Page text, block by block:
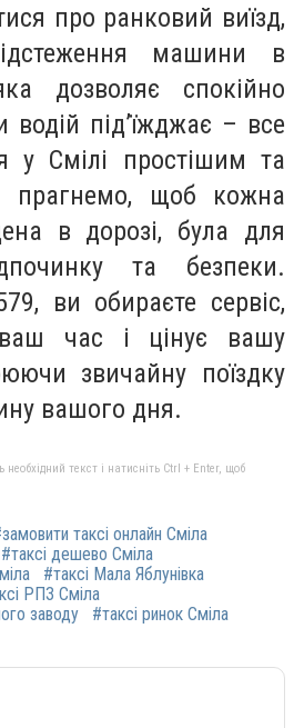
про ранковий виїзд,
машини в
дозволяє спокійно
під’їжджає – все
у Смілі простішим та
прагнемо, щоб кожна
в дорозі, була для
та безпеки.
ви обираєте сервіс,
час і цінує вашу
звичайну поїздку
вашого дня.
текст і натисніть Ctrl + Enter, щоб
таксі онлайн Сміла
#таксі дешево Сміла
#таксі Мала Яблунівка
РПЗ Сміла
заводу
#таксі ринок Сміла